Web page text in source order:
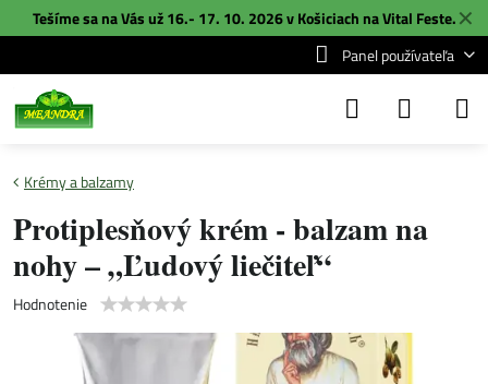
✕
Tešíme sa na Vás už 16.- 17. 10. 2026 v Košiciach naVital Feste.
Panel používateľa
Krémy a balzamy
Protiplesňový krém - balzam na
nohy – „Ľudový liečiteľ“
Hodnotenie